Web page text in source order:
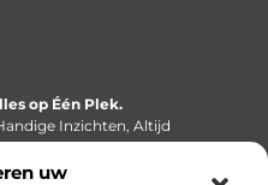
uw
op Één Plek.
Inzichten, Altijd